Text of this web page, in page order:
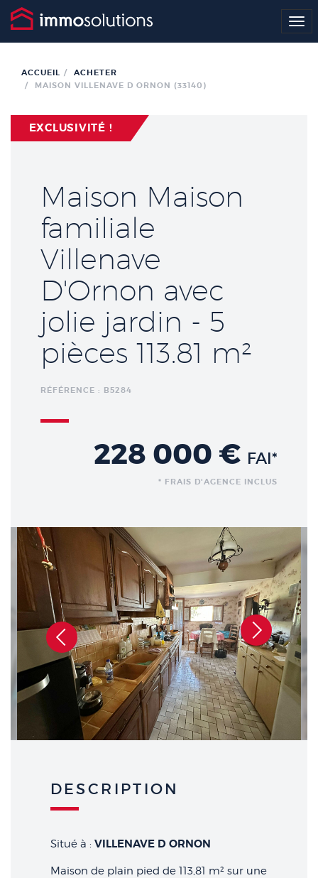
ACCUEIL
ACHETER
MAISON VILLENAVE D ORNON (33140)
EXCLUSIVITÉ !
Maison Maison
familiale
Villenave
D'Ornon avec
jolie jardin - 5
pièces 113.81 m²
RÉFÉRENCE : B5284
228 000 € FAI*
* FRAIS D'AGENCE INCLUS
Précédent
Suivant
DESCRIPTION
Situé à : VILLENAVE D ORNON
Maison de plain pied de 113,81 m² sur une